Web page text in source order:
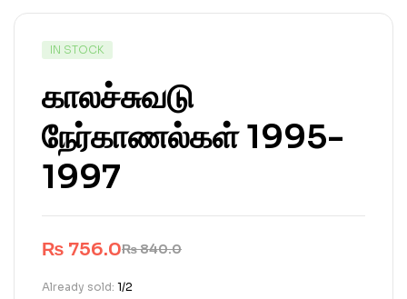
IN STOCK
காலச்சுவடு
நேர்காணல்கள் 1995-
1997
₨840.0
₨ 756.0
Already sold: 1/2